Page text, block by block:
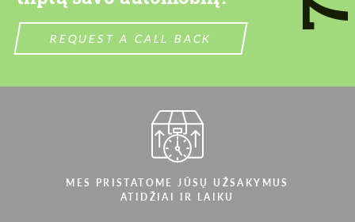
REQUEST A CALL BACK
MES PRISTATOME JŪSŲ UŽSAKYMUS
ATIDŽIAI IR LAIKU